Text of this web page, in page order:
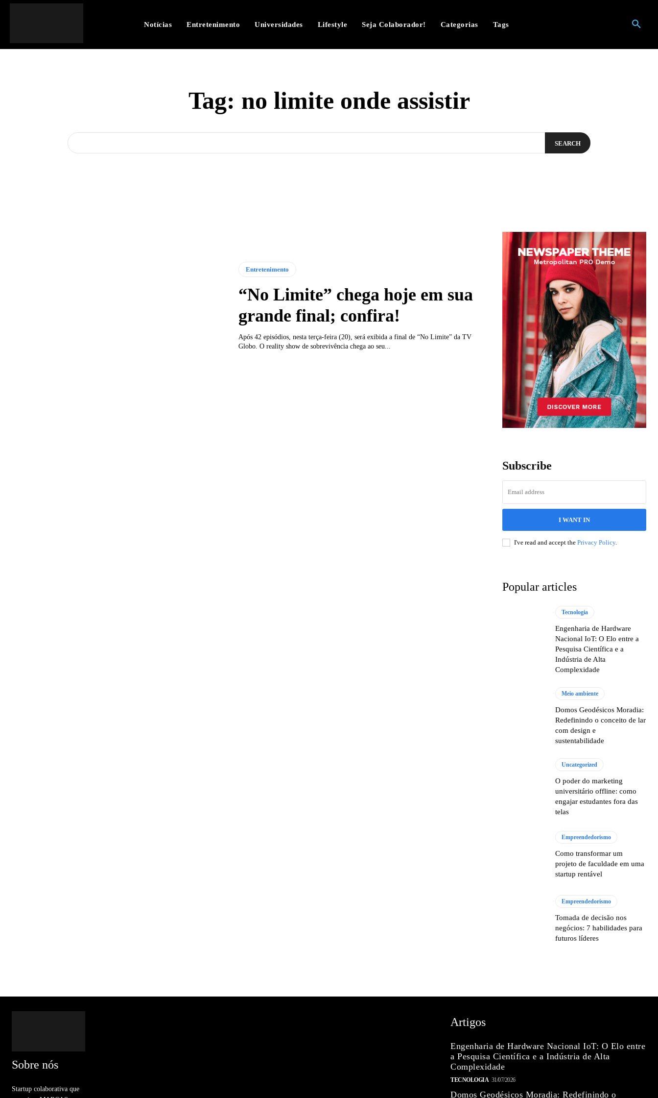
Notícias Entretenimento Universidades Lifestyle Seja Colaborador! Categorias Tags
Tag: no limite onde assistir
SEARCH
Entretenimento
“No Limite” chega hoje em sua
grande final; confira!
Após 42 episódios, nesta terça-feira (20), será exibida a final de “No Limite” da TV
Globo. O reality show de sobrevivência chega ao seu...
Subscribe
I WANT IN
I've read and accept the Privacy Policy.
Popular articles
Tecnologia
Engenharia de Hardware
Nacional IoT: O Elo entre a
Pesquisa Científica e a
Indústria de Alta
Complexidade
Meio ambiente
Domos Geodésicos Moradia:
Redefinindo o conceito de lar
com design e
sustentabilidade
Uncategorized
O poder do marketing
universitário offline: como
engajar estudantes fora das
telas
Empreendedorismo
Como transformar um
projeto de faculdade em uma
startup rentável
Empreendedorismo
Tomada de decisão nos
negócios: 7 habilidades para
futuros líderes
Sobre nós
Startup colaborativa que
Artigos
Engenharia de Hardware Nacional IoT: O Elo entre
a Pesquisa Científica e a Indústria de Alta
Complexidade
TECNOLOGIA 31/07/2026
Domos Geodésicos Moradia: Redefinindo o